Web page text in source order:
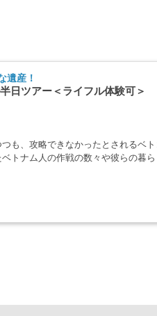
遺産！
日ツアー＜ライフル体験可＞
も、攻略できなかったとされるベ
トナム人の作戦の数々や彼らの暮